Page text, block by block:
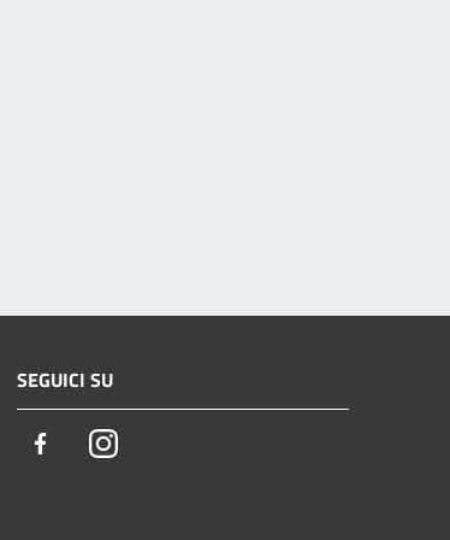
SEGUICI SU
FacebookInstagram